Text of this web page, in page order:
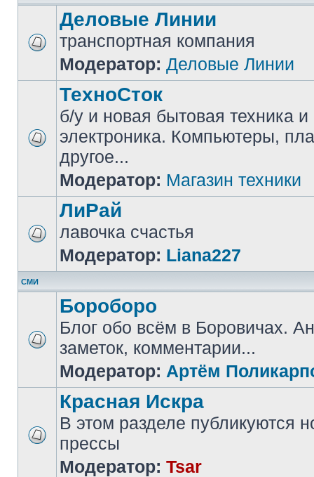
Деловые Линии
транспортная компания
Модератор: Деловые Линии
ТехноСток
б/у и новая бытовая техника и
электроника. Компьютеры,
другое...
Модератор: Магазин техники
ЛиРай
лавочка счастья
Модератор: Liana227
СМИ
Бороборо
Блог обо всём в Боровичах.
заметок, комментарии...
Модератор: Артём
Красная Искра
В этом разделе публикуются
прессы
Модератор: Tsar